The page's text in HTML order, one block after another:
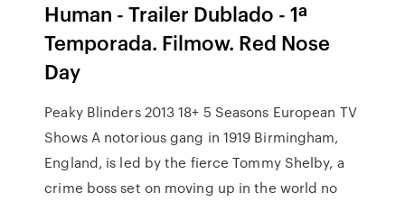
Human - Trailer Dublado - 1ª
Temporada. Filmow. Red Nose
Day
Peaky Blinders 2013 18+ 5 Seasons European TV
Shows A notorious gang in 1919 Birmingham,
England, is led by the fierce Tommy Shelby, a
crime boss set on moving up in the world no